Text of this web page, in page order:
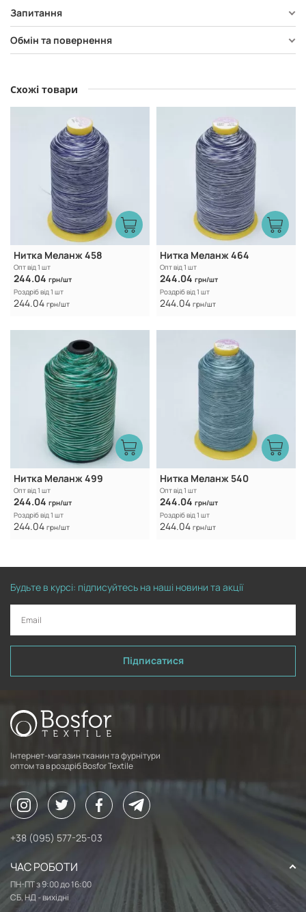
Запитання
Обмін та повернення
Схожі товари
Нитка Меланж 458
Опт від 1 шт
244.04 грн/шт
Роздріб від 1 шт
244.04 грн/шт
Нитка Меланж 464
Опт від 1 шт
244.04 грн/шт
Роздріб від 1 шт
244.04 грн/шт
Нитка Меланж 499
Опт від 1 шт
244.04 грн/шт
Роздріб від 1 шт
244.04 грн/шт
Нитка Меланж 540
Опт від 1 шт
244.04 грн/шт
Роздріб від 1 шт
244.04 грн/шт
Будьте в курсі: підписуйтесь на наші новини та акції
Підписатися
Інтернет-магазин тканин та фурнітури
оптом та в роздріб Bosfor Textile
+38 (095) 577-25-03
ЧАС РОБОТИ
ПН-ПТ з 9:00 до 16:00
СБ, НД - вихідні